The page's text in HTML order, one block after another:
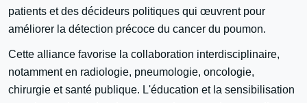
patients et des décideurs politiques qui œuvrent pour
améliorer la détection précoce du cancer du poumon.
Cette alliance favorise la collaboration interdisciplinaire,
notamment en radiologie, pneumologie, oncologie,
chirurgie et santé publique. L'éducation et la sensibilisation